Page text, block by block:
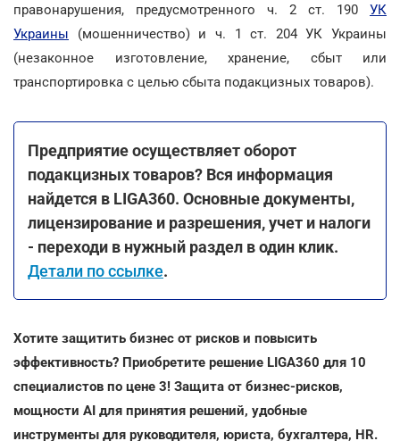
правонарушения, предусмотренного ч. 2 ст. 190 УК
Украины (мошенничество) и ч. 1 ст. 204 УК Украины
(незаконное изготовление, хранение, сбыт или
транспортировка с целью сбыта подакцизных товаров).
Предприятие осуществляет оборот
подакцизных товаров? Вся информация
найдется в LIGA360. Основные документы,
лицензирование и разрешения, учет и налоги
- переходи в нужный раздел в один клик.
Детали по ссылке.
Хотите защитить бизнес от рисков и повысить
эффективность? Приобретите решение LIGA360 для 10
специалистов по цене 3! Защита от бизнес-рисков,
мощности AI для принятия решений, удобные
инструменты для руководителя, юриста, бухгалтера, HR.